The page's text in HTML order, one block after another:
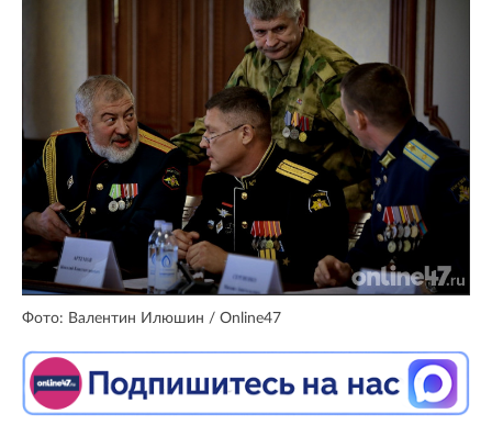
Фото: Валентин Илюшин / Online47